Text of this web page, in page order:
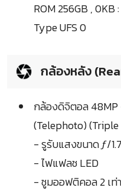
ROM 256GB , 0KB
Type UFS 0
กล้องหลัง
กล้องดิจิตอล 48MP
(Telephoto) (Triple
- รูรับแสงขนาด ƒ/1.7
- ไฟแฟลช LED
- ซูมออฟติคอล 2 เท่